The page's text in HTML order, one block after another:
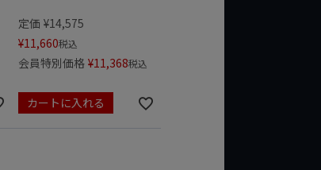
定価 ¥14,575
¥11,660税込
会員特別価格 ¥11,368税込
カートに入れる